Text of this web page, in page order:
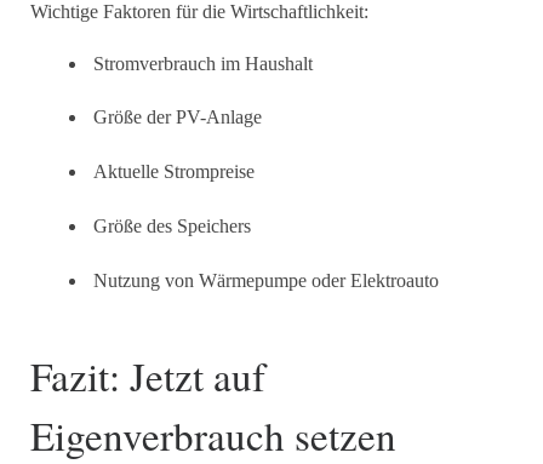
Wichtige Faktoren für die Wirtschaftlichkeit:
Stromverbrauch im Haushalt
Größe der PV-Anlage
Aktuelle Strompreise
Größe des Speichers
Nutzung von Wärmepumpe oder Elektroauto
Fazit: Jetzt auf
Eigenverbrauch setzen